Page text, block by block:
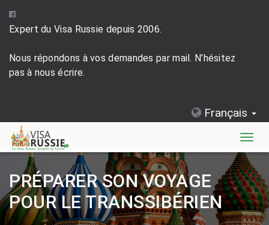
Expert du Visa Russie depuis 2006.
Nous répondons à vos demandes par mail. N’hésitez
pas à nous écrire.
Français
PRÉPARER SON VOYAGE
POUR LE TRANSSIBÉRIEN